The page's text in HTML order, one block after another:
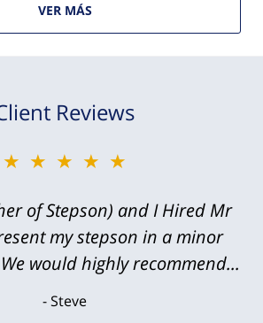
VER MÁS
Reviews
★★★★★
of Stepson) and I Hired Mr
my stepson in a minor
would highly recommend...
Steve